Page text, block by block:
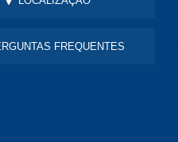
FREQUENTES